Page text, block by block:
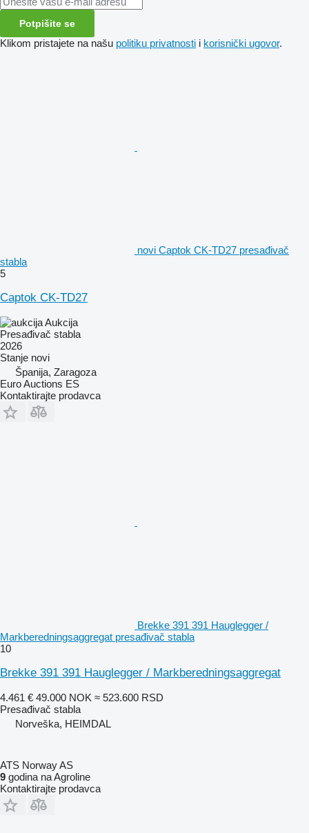
Potpišite se
Klikom pristajete na našu politiku privatnosti i korisnički ugovor.
novi Captok CK-TD27 presađivač
stabla
5
Captok CK-TD27
Aukcija
Presađivač stabla
2026
Stanje novi
Španija, Zaragoza
Euro Auctions ES
Kontaktirajte prodavca
Brekke 391 391 Hauglegger /
Markberedningsaggregat presađivač stabla
10
Brekke 391 391 Hauglegger / Markberedningsaggregat
4.461 € 49.000 NOK ≈ 523.600 RSD
Presađivač stabla
Norveška, HEIMDAL
ATS Norway AS
9 godina na Agroline
Kontaktirajte prodavca